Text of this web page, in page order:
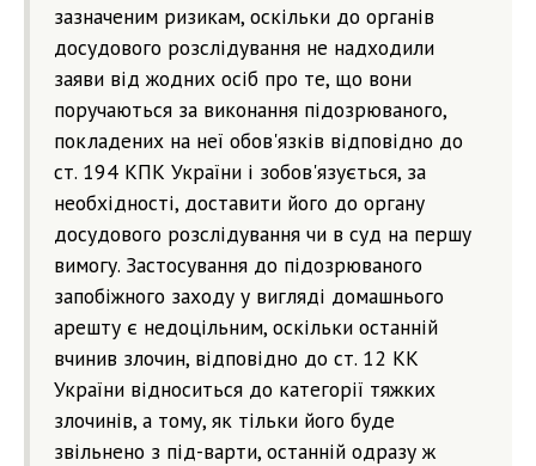
зазначеним ризикам, оскільки до органів
досудового розслідування не надходили
заяви від жодних осіб про те, що вони
поручаються за виконання підозрюваного,
покладених на неї обов'язків відповідно до
ст. 194 КПК України і зобов'язується, за
необхідності, доставити його до органу
досудового розслідування чи в суд на першу
вимогу. Застосування до підозрюваного
запобіжного заходу у вигляді домашнього
арешту є недоцільним, оскільки останній
вчинив злочин, відповідно до ст. 12 КК
України відноситься до категорії тяжких
злочинів, а тому, як тільки його буде
звільнено з під-варти, останній одразу ж